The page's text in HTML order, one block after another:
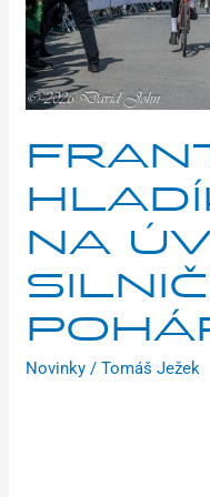
NA
Novinky /Tomáš Ježek